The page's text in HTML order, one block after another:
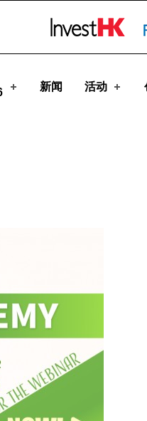
新闻 活动